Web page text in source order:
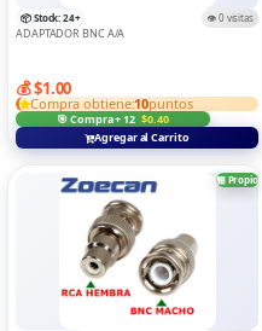
📦 Stock: 24+ 👁️ 0 visitas
ADAPTADOR BNC A/A
💰 $1.00
Compra obtiene:10puntos
🎯 Compra + 12 $0.40
Agregar al Carrito
🏪 Propio